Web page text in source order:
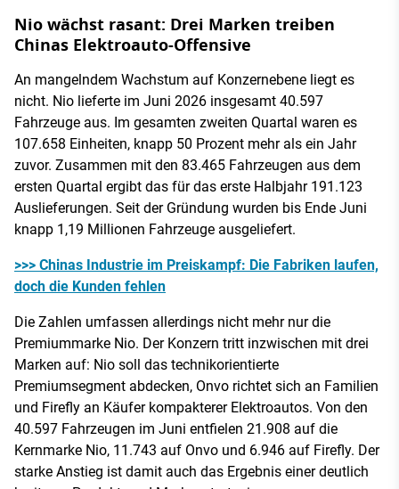
Nio wächst rasant: Drei Marken treiben
Chinas Elektroauto-Offensive
An mangelndem Wachstum auf Konzernebene liegt es
nicht. Nio lieferte im Juni 2026 insgesamt 40.597
Fahrzeuge aus. Im gesamten zweiten Quartal waren es
107.658 Einheiten, knapp 50 Prozent mehr als ein Jahr
zuvor. Zusammen mit den 83.465 Fahrzeugen aus dem
ersten Quartal ergibt das für das erste Halbjahr 191.123
Auslieferungen. Seit der Gründung wurden bis Ende Juni
knapp 1,19 Millionen Fahrzeuge ausgeliefert.
>>> Chinas Industrie im Preiskampf: Die Fabriken laufen,
doch die Kunden fehlen
Die Zahlen umfassen allerdings nicht mehr nur die
Premiummarke Nio. Der Konzern tritt inzwischen mit drei
Marken auf: Nio soll das technikorientierte
Premiumsegment abdecken, Onvo richtet sich an Familien
und Firefly an Käufer kompakterer Elektroautos. Von den
40.597 Fahrzeugen im Juni entfielen 21.908 auf die
Kernmarke Nio, 11.743 auf Onvo und 6.946 auf Firefly. Der
starke Anstieg ist damit auch das Ergebnis einer deutlich